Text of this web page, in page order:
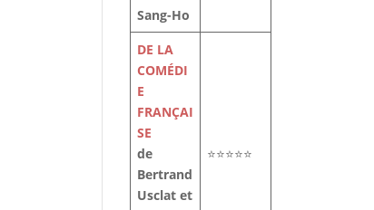
Sang-Ho
DE LA
COMÉDI
E
FRANÇAI
SE
de
Bertrand
Usclat et
⭐⭐⭐⭐⭐